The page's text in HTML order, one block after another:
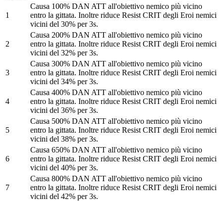
1
Causa 100% DAN ATT all'obiettivo nemico più vicino
entro la gittata. Inoltre riduce Resist CRIT degli Eroi nemici
vicini del 30% per 3s.
2
Causa 200% DAN ATT all'obiettivo nemico più vicino
entro la gittata. Inoltre riduce Resist CRIT degli Eroi nemici
vicini del 32% per 3s.
3
Causa 300% DAN ATT all'obiettivo nemico più vicino
entro la gittata. Inoltre riduce Resist CRIT degli Eroi nemici
vicini del 34% per 3s.
4
Causa 400% DAN ATT all'obiettivo nemico più vicino
entro la gittata. Inoltre riduce Resist CRIT degli Eroi nemici
vicini del 36% per 3s.
5
Causa 500% DAN ATT all'obiettivo nemico più vicino
entro la gittata. Inoltre riduce Resist CRIT degli Eroi nemici
vicini del 38% per 3s.
6
Causa 650% DAN ATT all'obiettivo nemico più vicino
entro la gittata. Inoltre riduce Resist CRIT degli Eroi nemici
vicini del 40% per 3s.
7
Causa 800% DAN ATT all'obiettivo nemico più vicino
entro la gittata. Inoltre riduce Resist CRIT degli Eroi nemici
vicini del 42% per 3s.